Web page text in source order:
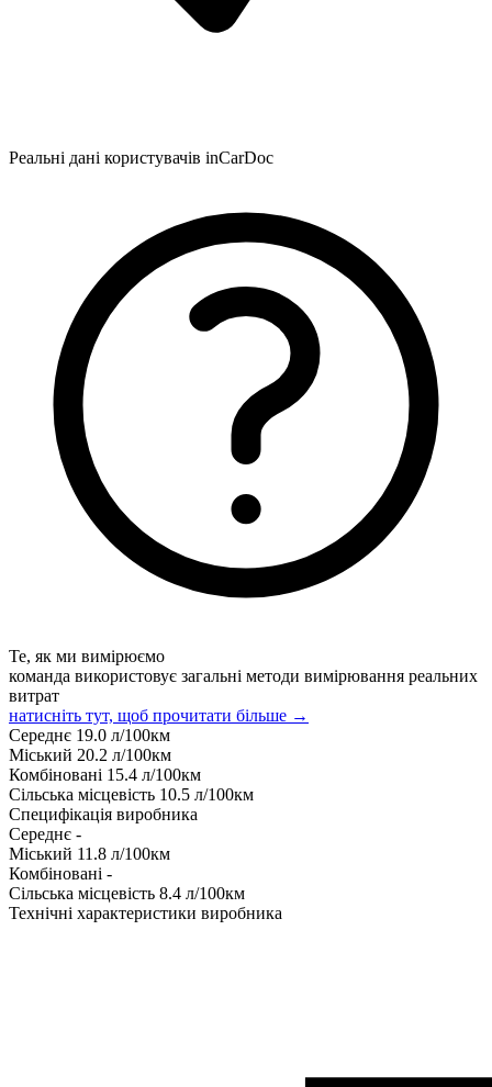
Реальні дані користувачів inCarDoc
Те, як ми вимірюємо
команда використовує загальні методи вимірювання реальних
витрат
натисніть тут, щоб прочитати більше →
Середнє 19.0 л/100км
Міський 20.2 л/100км
Комбіновані 15.4 л/100км
Сільська місцевість 10.5 л/100км
Специфікація виробника
Середнє -
Міський 11.8 л/100км
Комбіновані -
Сільська місцевість 8.4 л/100км
Технічні характеристики виробника